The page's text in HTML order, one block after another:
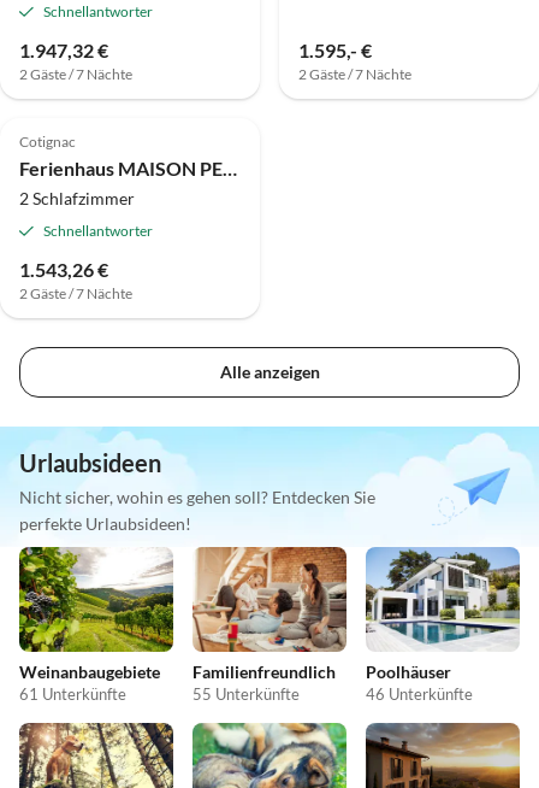
Schnellantworter
1.947,32 €
2 Gäste / 7 Nächte
1.595,- €
2 Gäste / 7 Nächte
Cotignac
2 Schlafzimmer
Schnellantworter
1.543,26 €
2 Gäste / 7 Nächte
Alle anzeigen
Urlaubsideen
Nicht sicher, wohin es gehen soll? Entdecken Sie
perfekte Urlaubsideen!
Weinanbaugebiete
61 Unterkünfte
Familienfreundlich
55 Unterkünfte
Poolhäuser
46 Unterkünfte